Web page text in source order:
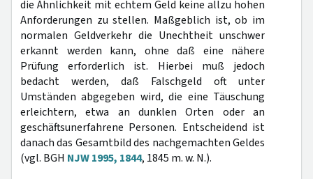
die Ähnlichkeit mit echtem Geld keine allzu hohen
Anforderungen zu stellen. Maßgeblich ist, ob im
normalen Geldverkehr die Unechtheit unschwer
erkannt werden kann, ohne daß eine nähere
Prüfung erforderlich ist. Hierbei muß jedoch
bedacht werden, daß Falschgeld oft unter
Umständen abgegeben wird, die eine Täuschung
erleichtern, etwa an dunklen Orten oder an
geschäftsunerfahrene Personen. Entscheidend ist
danach das Gesamtbild des nachgemachten Geldes
(vgl. BGH NJW 1995, 1844, 1845 m. w. N.).